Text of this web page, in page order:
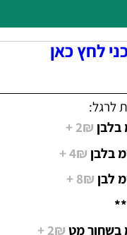
כאן
2₪ +
4₪ +